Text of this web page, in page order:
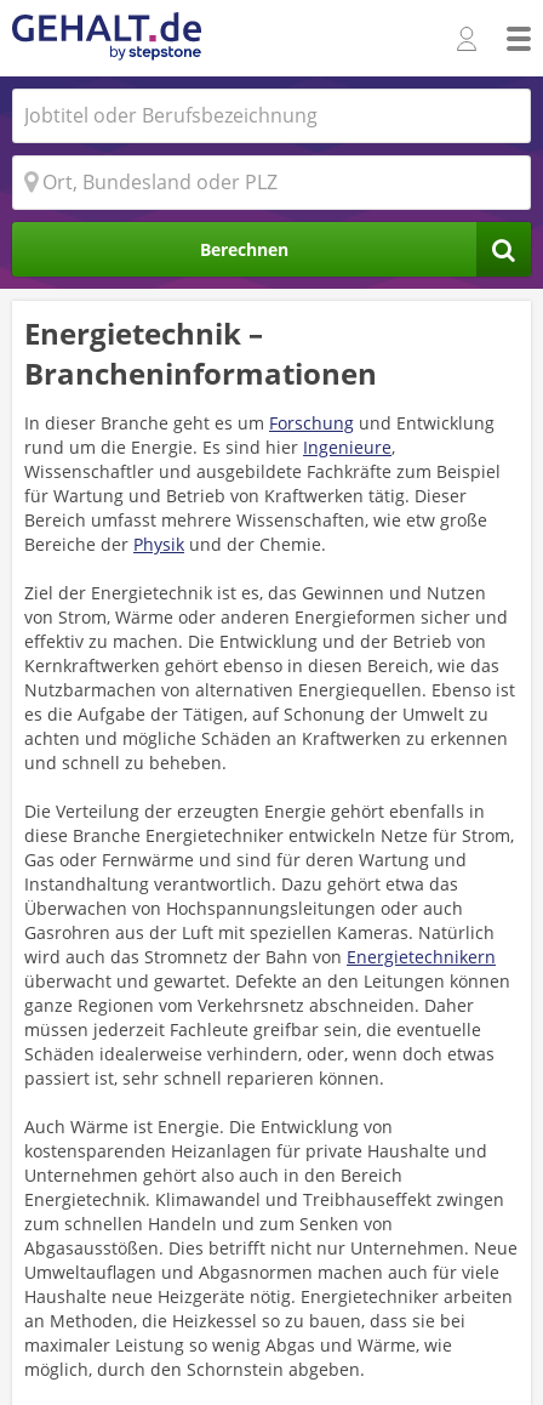
Berechnen
Energietechnik –
Brancheninformationen
In dieser Branche geht es um Forschung und Entwicklung
rund um die Energie. Es sind hier Ingenieure,
Wissenschaftler und ausgebildete Fachkräfte zum Beispiel
für Wartung und Betrieb von Kraftwerken tätig. Dieser
Bereich umfasst mehrere Wissenschaften, wie etw große
Bereiche der Physik und der Chemie.
Ziel der Energietechnik ist es, das Gewinnen und Nutzen
von Strom, Wärme oder anderen Energieformen sicher und
effektiv zu machen. Die Entwicklung und der Betrieb von
Kernkraftwerken gehört ebenso in diesen Bereich, wie das
Nutzbarmachen von alternativen Energiequellen. Ebenso ist
es die Aufgabe der Tätigen, auf Schonung der Umwelt zu
achten und mögliche Schäden an Kraftwerken zu erkennen
und schnell zu beheben.
Die Verteilung der erzeugten Energie gehört ebenfalls in
diese Branche Energietechniker entwickeln Netze für Strom,
Gas oder Fernwärme und sind für deren Wartung und
Instandhaltung verantwortlich. Dazu gehört etwa das
Überwachen von Hochspannungsleitungen oder auch
Gasrohren aus der Luft mit speziellen Kameras. Natürlich
wird auch das Stromnetz der Bahn von Energietechnikern
überwacht und gewartet. Defekte an den Leitungen können
ganze Regionen vom Verkehrsnetz abschneiden. Daher
müssen jederzeit Fachleute greifbar sein, die eventuelle
Schäden idealerweise verhindern, oder, wenn doch etwas
passiert ist, sehr schnell reparieren können.
Auch Wärme ist Energie. Die Entwicklung von
kostensparenden Heizanlagen für private Haushalte und
Unternehmen gehört also auch in den Bereich
Energietechnik. Klimawandel und Treibhauseffekt zwingen
zum schnellen Handeln und zum Senken von
Abgasausstößen. Dies betrifft nicht nur Unternehmen. Neue
Umweltauflagen und Abgasnormen machen auch für viele
Haushalte neue Heizgeräte nötig. Energietechniker arbeiten
an Methoden, die Heizkessel so zu bauen, dass sie bei
maximaler Leistung so wenig Abgas und Wärme, wie
möglich, durch den Schornstein abgeben.